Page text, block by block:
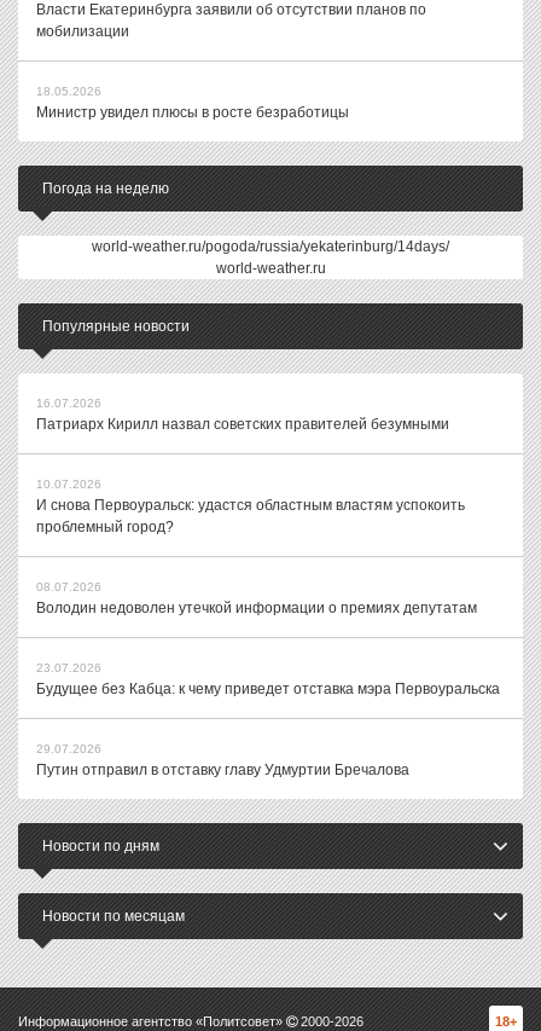
Власти Екатеринбурга заявили об отсутствии планов по
мобилизации
18.05.2026
Министр увидел плюсы в росте безработицы
Погода на неделю
world-weather.ru/pogoda/russia/yekaterinburg/14days/
world-weather.ru
Популярные новости
16.07.2026
Патриарх Кирилл назвал советских правителей безумными
10.07.2026
И снова Первоуральск: удастся областным властям успокоить
проблемный город?
08.07.2026
Володин недоволен утечкой информации о премиях депутатам
23.07.2026
Будущее без Кабца: к чему приведет отставка мэра Первоуральска
29.07.2026
Путин отправил в отставку главу Удмуртии Бречалова
Новости по дням
Новости по месяцам
Информационное агентство «Политсовет» 2000-2026 18+